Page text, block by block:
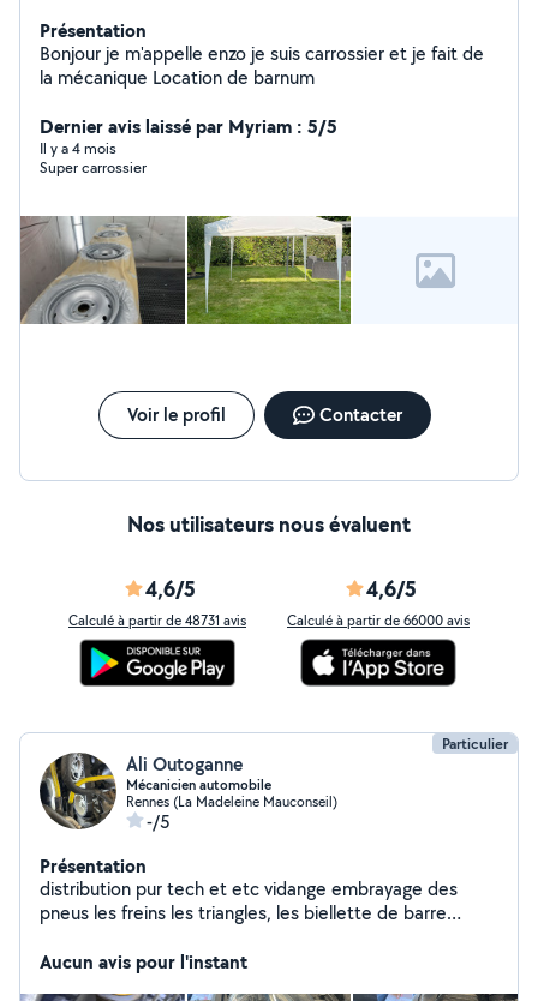
Présentation
Bonjour je m'appelle enzo je suis carrossier et je fait de
la mécanique Location de barnum
Dernier avis laissé par Myriam : 5/5
Il y a 4 mois
Super carrossier
Voir le profil Contacter
Nos utilisateurs nous évaluent
4,6/5
Calculé à partir de 48731 avis
4,6/5
Calculé à partir de 66000 avis
Particulier
Ali Outoganne
Mécanicien automobile
Rennes (La Madeleine Mauconseil)
-/5
Présentation
distribution pur tech et etc vidange embrayage des
pneus les freins les triangles, les biellette de barre
Aucun avis pour l'instant